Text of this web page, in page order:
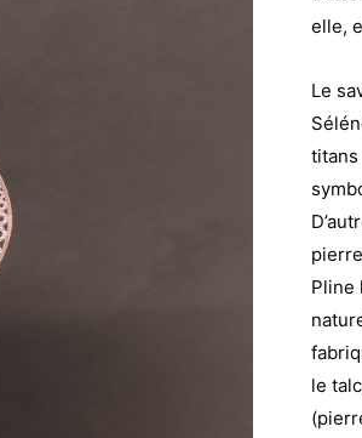
elle,
Le
Pline
le